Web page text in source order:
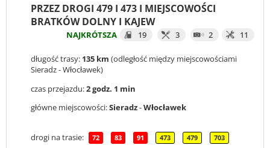
PRZEZ DROGI 479 I 473 I MIEJSCOWOŚCI
BRATKÓW DOLNY I KAJEW
NAJKRÓTSZA 19 3 2 11
długość trasy: 135 km (odległość między miejscowościami
Sieradz - Włocławek)
czas przejazdu:2 godz. 1 min
główne miejscowości:Sieradz-Włocławek
drogi na trasie: 72 83 91 473 479 703